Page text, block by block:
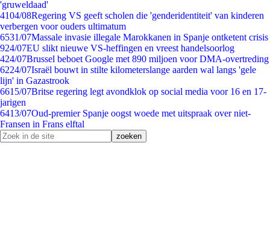
'gruweldaad'
4104/08Regering VS geeft scholen die 'genderidentiteit' van kinderen
verbergen voor ouders ultimatum
6531/07Massale invasie illegale Marokkanen in Spanje ontketent crisis
924/07EU slikt nieuwe VS-heffingen en vreest handelsoorlog
424/07Brussel beboet Google met 890 miljoen voor DMA-overtreding
6224/07Israël bouwt in stilte kilometerslange aarden wal langs 'gele
lijn' in Gazastrook
6615/07Britse regering legt avondklok op social media voor 16 en 17-
jarigen
6413/07Oud-premier Spanje oogst woede met uitspraak over niet-
Fransen in Frans elftal